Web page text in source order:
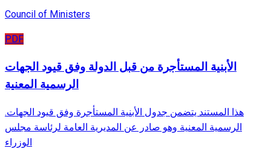
Council of Ministers
PDF
الأبنية المستأجرة من قبل الدولة وفق قيود الجهات
الرسمية المعنية
.هذا المستند يتضمن جدول الأبنية المستأجرة وفق قيود الجهات
الرسمية المعنية وهو صادر عن المديرية العامة لرئاسة مجلس
الوزراء